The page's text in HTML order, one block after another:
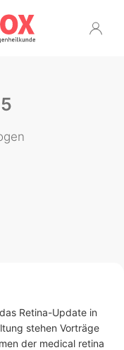
Retina-Update in
stehen Vorträge
der medical retina